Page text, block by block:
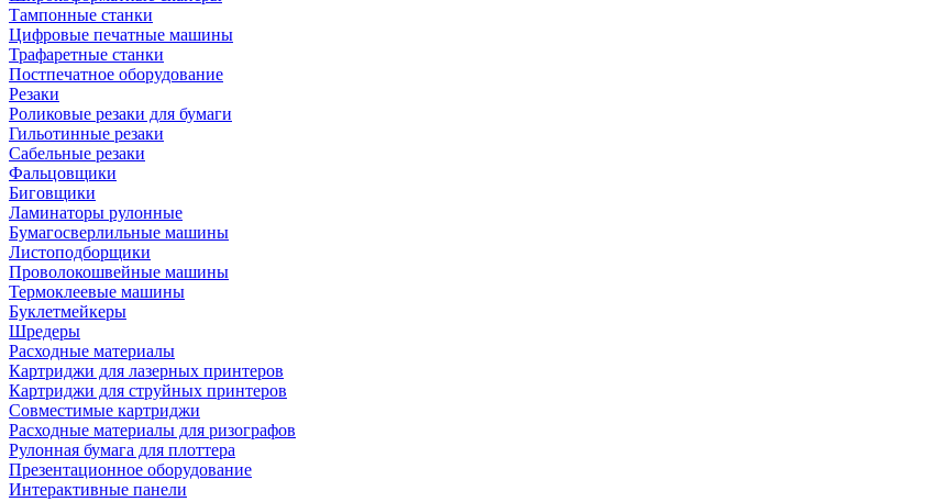
Тампонные станки
Цифровые печатные машины
Трафаретные станки
Постпечатное оборудование
Резаки
Роликовые резаки для бумаги
Гильотинные резаки
Сабельные резаки
Фальцовщики
Биговщики
Ламинаторы рулонные
Бумагосверлильные машины
Листоподборщики
Проволокошвейные машины
Термоклеевые машины
Буклетмейкеры
Шредеры
Расходные материалы
Картриджи для лазерных принтеров
Картриджи для струйных принтеров
Совместимые картриджи
Расходные материалы для ризографов
Рулонная бумага для плоттера
Презентационное оборудование
Интерактивные панели